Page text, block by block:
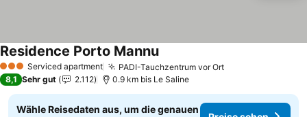
3 SterneServiced apartment PADI-Tauchzentrum vor OrtPreise sehen
Residence Porto MannuPreise sehen
8,1 Sehr gut 2.112 0.9 km bis Le Saline
Wähle Reisedaten aus, um die genauen